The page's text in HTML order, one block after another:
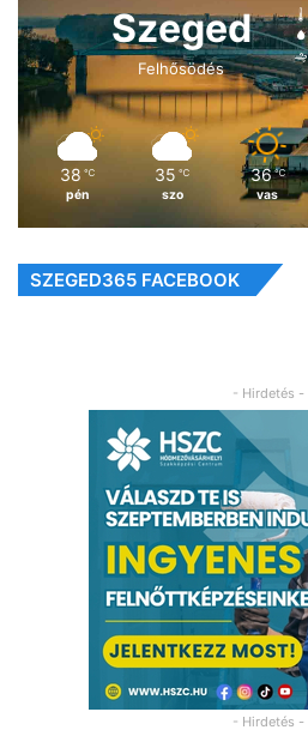
Szeged
Felhősödés
38 ℃
pén
35 ℃
szo
36 ℃
vas
SZEGED365 FACEBOOK
- Hirdetés -
- Hirdetés -